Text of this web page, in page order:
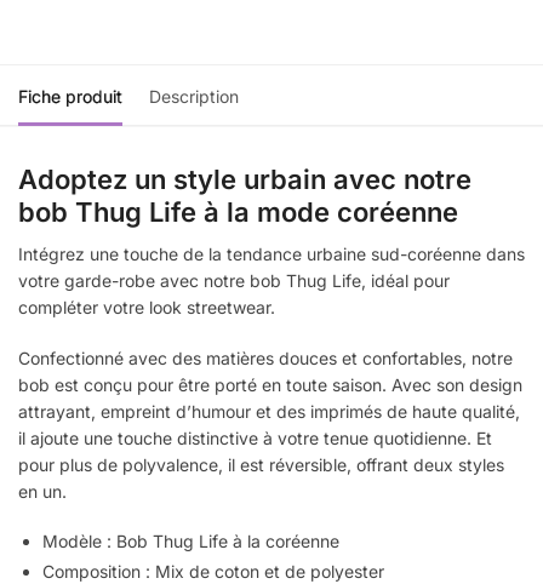
Fiche produit Description
Adoptez un style urbain avec notre
bob Thug Life à la mode coréenne
Intégrez une touche de la tendance urbaine sud-coréenne dans
votre garde-robe avec notre bob Thug Life, idéal pour
compléter votre look streetwear.
Confectionné avec des matières douces et confortables, notre
bob est conçu pour être porté en toute saison. Avec son design
attrayant, empreint d’humour et des imprimés de haute qualité,
il ajoute une touche distinctive à votre tenue quotidienne. Et
pour plus de polyvalence, il est réversible, offrant deux styles
en un.
Modèle : Bob Thug Life à la coréenne
Composition : Mix de coton et de polyester